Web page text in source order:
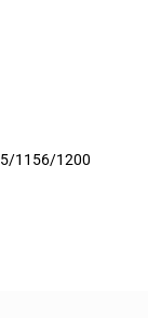
1156/1200